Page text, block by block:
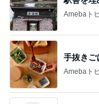
Amebaト